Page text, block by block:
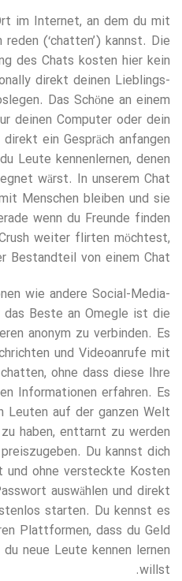
im Internet, an dem du mit
(‘chatten’) kannst. Die
des Chats kosten hier kein
direkt deinen Lieblings-
Das Schöne an einem
deinen Computer oder dein
ein Gespräch anfangen
Leute kennenlernen, denen
wärst. In unserem Chat
Menschen bleiben und sie
wenn du Freunde finden
weiter flirten möchtest,
Bestandteil von einem Chat.
wie andere Social-Media-
Beste an Omegle ist die
anonym zu verbinden. Es
und Videoanrufe mit
ohne dass diese Ihre
Informationen erfahren. Es
Leuten auf der ganzen Welt
haben, enttarnt zu werden
Du kannst dich
und ohne versteckte Kosten
auswählen und direkt
starten. Du kennst es
Plattformen, dass du Geld
neue Leute kennen lernen
willst.